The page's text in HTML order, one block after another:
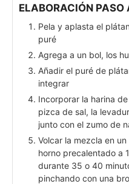
ELABORACIÓN PASO
Pela y aplasta el
puré
Agrega a un bol, los
Añadir el puré de
integrar
Incorporar la harina
pizca de sal, la
junto con el zumo de
Volcar la mezcla en
horno precalentado a
durante 35 o 40
pinchando con una